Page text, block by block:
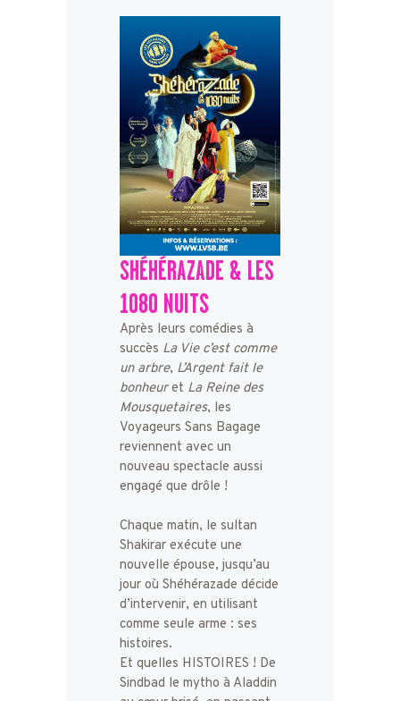
SHÉHÉRAZADE & LES
1080 NUITS
Après leurs comédies à
succès La Vie c’est comme
un arbre, L’Argent fait le
bonheuret La Reine des
Mousquetaires, les
Voyageurs Sans Bagage
reviennent avec un
nouveau spectacle aussi
engagé que drôle !
Chaque matin, le sultan
Shakirar exécute une
nouvelle épouse, jusqu’au
jour où Shéhérazade décide
d’intervenir, en utilisant
comme seule arme : ses
histoires.
Et quelles HISTOIRES ! De
Sindbad le mytho à Aladdin